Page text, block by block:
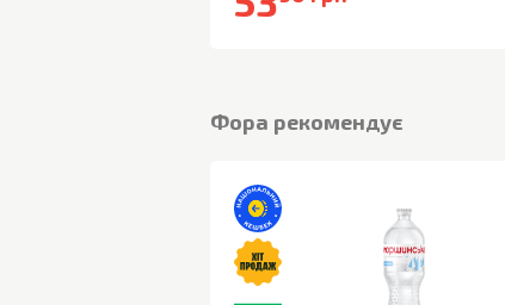
Фора рекомендує